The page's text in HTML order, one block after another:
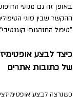
באופן זה גם מנועי
ההקשר שבין סוגי
"טיפול התנהגותי
כיצד לבצע
של כתובות אתרים
כשנרצה לבצע